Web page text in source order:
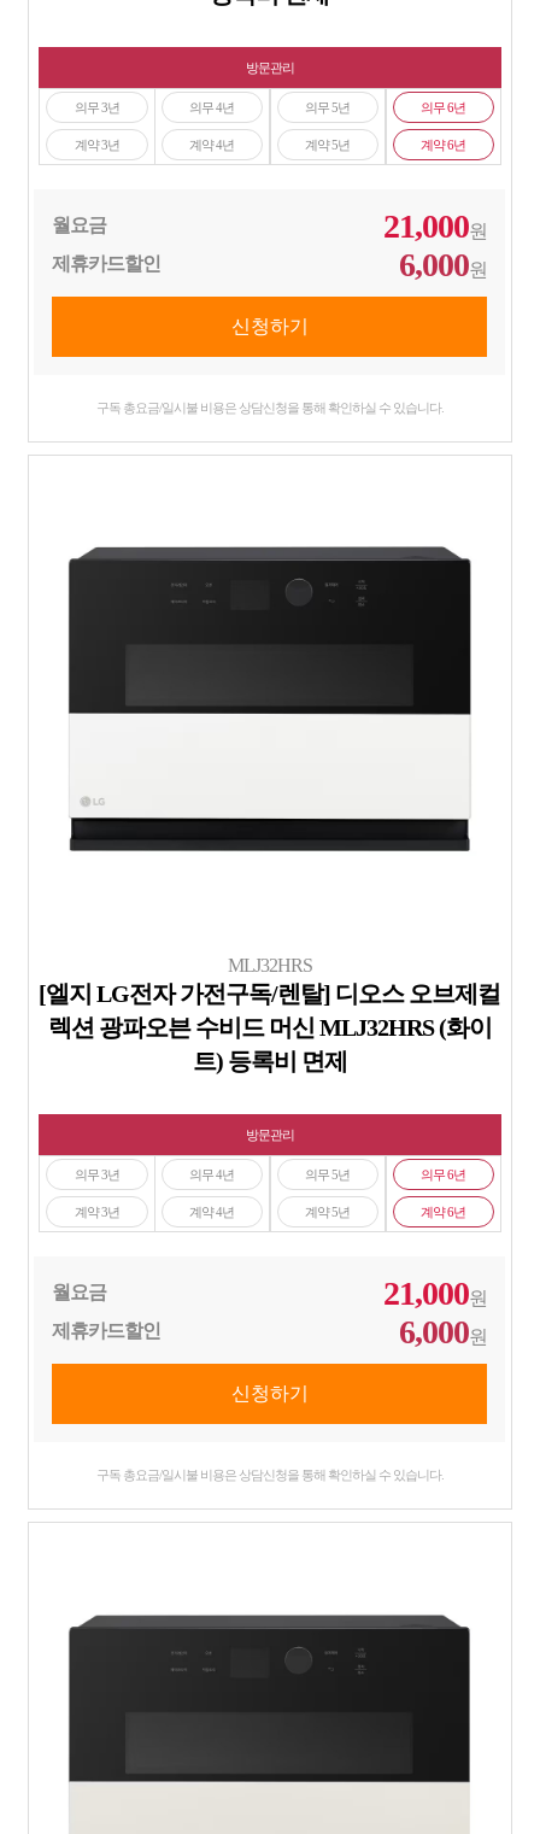
방문관리
의무 3년
계약 3년
의무 4년
계약 4년
의무 5년
계약 5년
의무 6년
계약 6년
월요금 21,000원
제휴카드할인
6,000원
구독 총요금/일시불 비용은 상담신청을 통해 확인하실 수 있습니다.
MLJ32HRS
[엘지 LG전자 가전구독/렌탈] 디오스 오브제컬
렉션 광파오븐 수비드 머신 MLJ32HRS (화이
트) 등록비 면제
방문관리
의무 3년
계약 3년
의무 4년
계약 4년
의무 5년
계약 5년
의무 6년
계약 6년
월요금 21,000원
제휴카드할인
6,000원
구독 총요금/일시불 비용은 상담신청을 통해 확인하실 수 있습니다.